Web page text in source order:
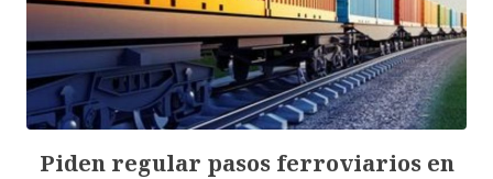
Piden regular pasos ferroviarios en